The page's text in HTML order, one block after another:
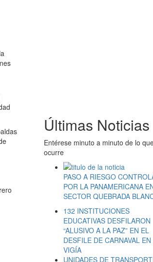
Últimas Noticias
Entérese minuto a minuto de lo
ocurre
PASO A RIESGO
POR LA PANAMERICANA
SECTOR QUEBRADA
132 INSTITUCIONES
EDUCATIVAS DESFILARON
“ALUSIVO A LA PAZ” EN EL
DESFILE DE CARNAVAL EN
VIGÍA
UNIDADES DE